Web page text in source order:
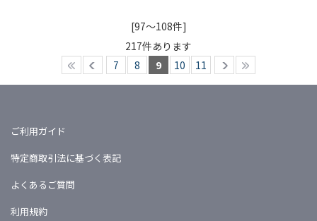
[97～108件]
217件あります
7
8 9 10 11
ご利用ガイド
特定商取引法に基づく表記
よくあるご質問
利用規約